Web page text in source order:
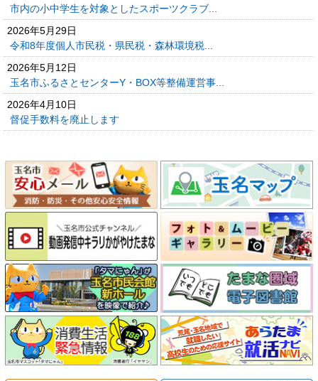
市内の小中学生を対象としたスポーツクラブ...
2026年5月29日
令和8年度個人市民税・県民税・森林環境税...
2026年5月12日
玉名市ふるさとセンターY・BOX等整備運営事...
2026年4月10日
督促手数料を廃止します